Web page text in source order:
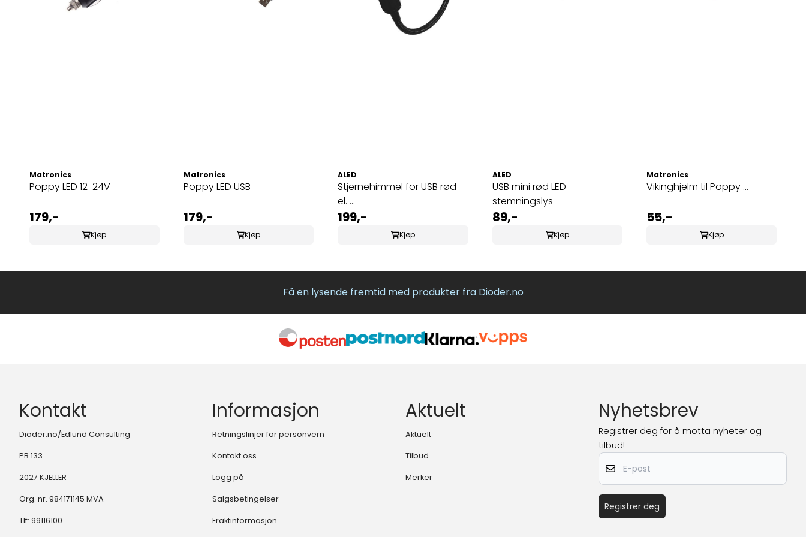
Matronics
Poppy LED 12-24V
179,-
Kjøp
Matronics
Poppy LED USB
179,-
Kjøp
ALED
Stjernehimmel for USB rød
el. ...
199,-
Kjøp
ALED
USB mini rød LED
stemningslys
89,-
Kjøp
Matronics
Vikinghjelm til Poppy ...
55,-
Kjøp
Få en lysende fremtid med produkter fra Dioder.no
Kontakt
Dioder.no/Edlund Consulting
PB 133
2027 KJELLER
Org. nr. 984171145 MVA
Tlf: 99116100
Informasjon
Retningslinjer for personvern
Kontakt oss
Logg på
Salgsbetingelser
Fraktinformasjon
Aktuelt
Aktuelt
Tilbud
Merker
Nyhetsbrev
Registrer deg for å motta nyheter og
tilbud!
E-post
Registrer deg